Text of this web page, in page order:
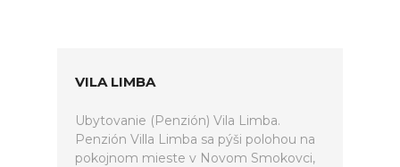
VILA LIMBA
Ubytovanie (Penzión) Vila Limba.
Penzión Villa Limba sa pýši polohou na
pokojnom mieste v Novom Smokovci,